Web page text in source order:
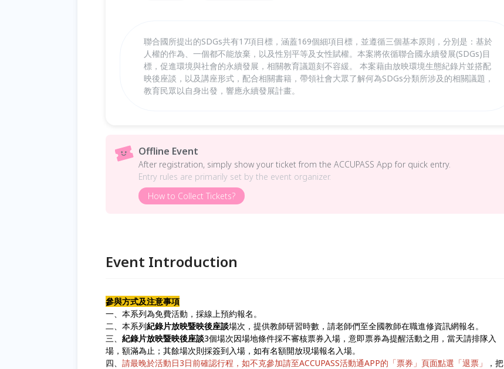
聯合國所提出的SDGs共有17項目標，涵蓋169個細項目標，並遵循三個基本原則，分別是：基於
人權的作為、一個都不能放棄，以及性別平等及女性賦權。本案將依循聯合國永續發展(SDGs)目
標，促進環境與社會的永續發展，相關教育議題刻不容緩。 本案藉由放映環境生態紀錄片並搭配
映後座談，以及講座形式，配合相關書籍，帶領社會大眾了解何為SDGs分類所涉及的相關議題，
教育民眾以自身出發，響應永續發展計畫。
Offline Event
After registration, simply show your ticket from the ACCUPASS App for quick entry.
Entry rules are primarily set by the event organizer.
How to Collect Tickets?
Event Introduction
參與方式及注意事項
一、本系列為免費活動，採線上預約報名。
二、本系列紀錄片放映暨映後座談場次，提供教師研習時數，請老師們至全國教師在職進修資訊網報名。
三、 紀錄片放映暨映後座談3個場次因場地條件採不審核票券入場，意即票券為提醒活動之用，當天請排隊入
場，額滿為止；其餘場次則採簽到入場，如有名額開放現場報名入場。
四、 請最晚於活動日3日前確認行程，如不克參加請至ACCUPASS活動通APP的「票券」頁面點選「退票」
，把